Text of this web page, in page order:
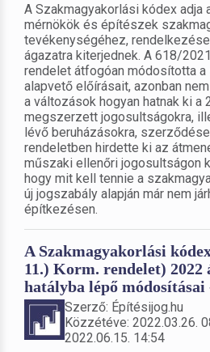
A Szakmagyakorlási kódex adja
mérnökök és építészek
tevékenységéhez,
ágazatra kiterjednek. A 618/
rendelet átfogóan módosította a
alapvető előírásait, azonban
a változások hogyan hatnak ki a
megszerzett jogosultságokra,
lévő beruházásokra,
rendeletben hirdette ki az
műszaki ellenőri jogosultságon
hogy mit kell tennie a
új jogszabály alapján már nem
építkezésen.
A Szakmagyakorlási
11.) Korm. rendelet)
hatályba lépő
Szerző: Építésijog.hu
Közzétéve: 2022.03.26.
2022.06.15. 14:54